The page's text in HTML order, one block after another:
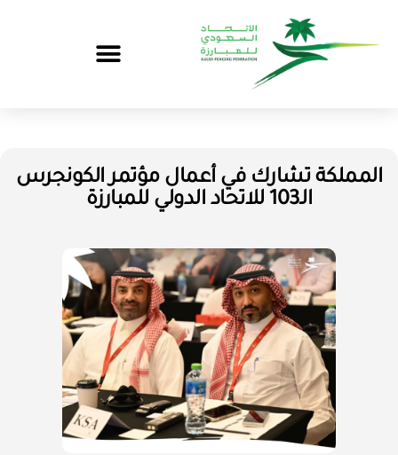
المملكة تشارك في أعمال مؤتمر الكونجرس
الـ103 للاتحاد الدولي للمبارزة